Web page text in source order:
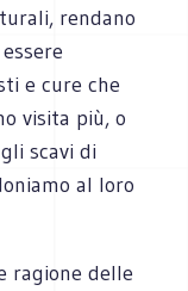
rendano
e cure che
visita più, o
scavi di
al loro
ragione delle